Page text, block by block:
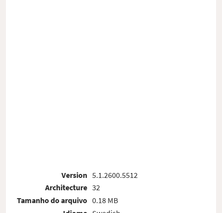
Version
Architecture
Tamanho do arquivo
5.1.2600.5512
32
0.18 MB